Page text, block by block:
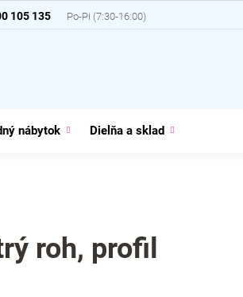
105 135
nábytok Dielňa a sklad
roh, profil